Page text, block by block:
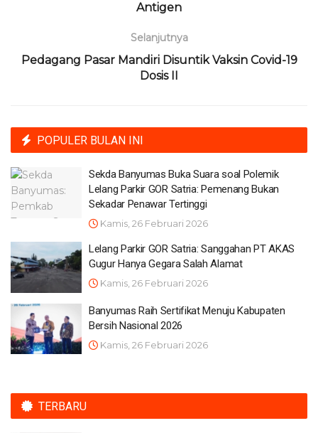
Antigen
Selanjutnya
Pedagang Pasar Mandiri Disuntik Vaksin Covid-19
Dosis II
POPULER BULAN INI
Sekda Banyumas Buka Suara soal Polemik
Lelang Parkir GOR Satria: Pemenang Bukan
Sekadar Penawar Tertinggi
Kamis, 26 Februari 2026
Lelang Parkir GOR Satria: Sanggahan PT AKAS
Gugur Hanya Gegara Salah Alamat
Kamis, 26 Februari 2026
Banyumas Raih Sertifikat Menuju Kabupaten
Bersih Nasional 2026
Kamis, 26 Februari 2026
TERBARU